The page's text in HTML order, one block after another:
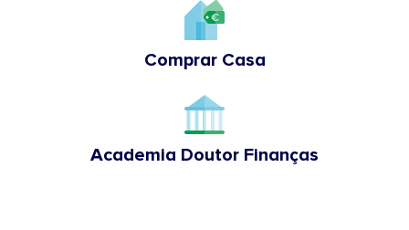
Comprar Casa
Academia Doutor Finanças